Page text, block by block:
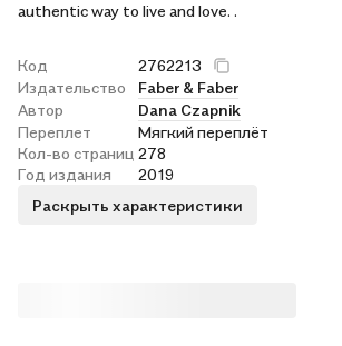
authentic way to live and love. .
Код
2762213
Издательство
Faber & Faber
Автор
Dana Czapnik
Переплет
Мягкий переплёт
Кол-во страниц 278
Год издания
2019
Раскрыть характеристики